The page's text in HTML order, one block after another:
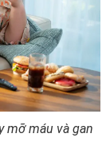
mỡ máu và gan